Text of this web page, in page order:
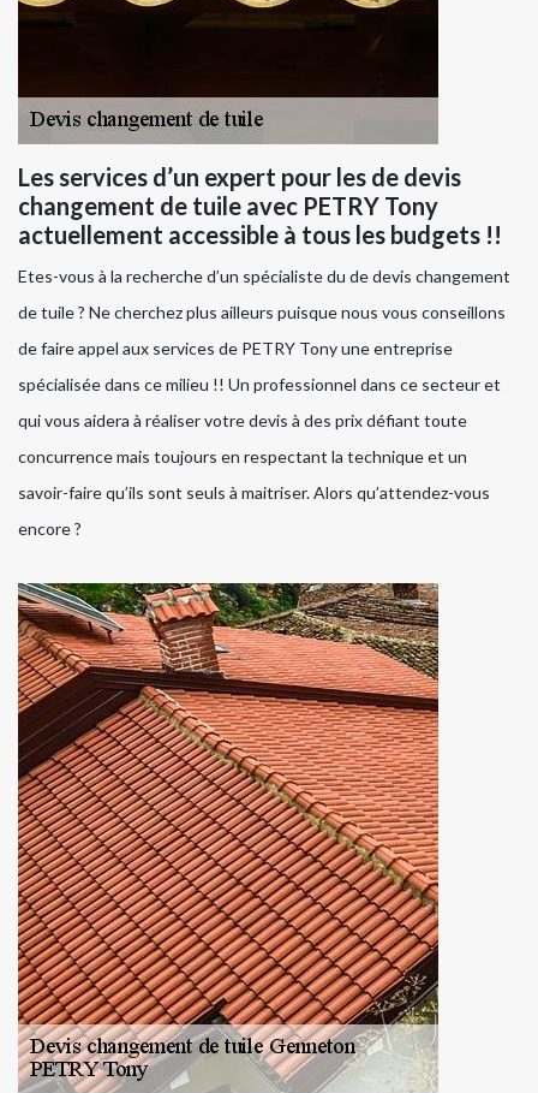
Les services d’un expert pour les de devis
changement de tuile avec PETRY Tony
actuellement accessible à tous les budgets !!
Etes-vous à la recherche d’un spécialiste du de devis changement
de tuile ? Ne cherchez plus ailleurs puisque nous vous conseillons
de faire appel aux services de PETRY Tony une entreprise
spécialisée dans ce milieu !! Un professionnel dans ce secteur et
qui vous aidera à réaliser votre devis à des prix défiant toute
concurrence mais toujours en respectant la technique et un
savoir-faire qu’ils sont seuls à maitriser. Alors qu’attendez-vous
encore ?